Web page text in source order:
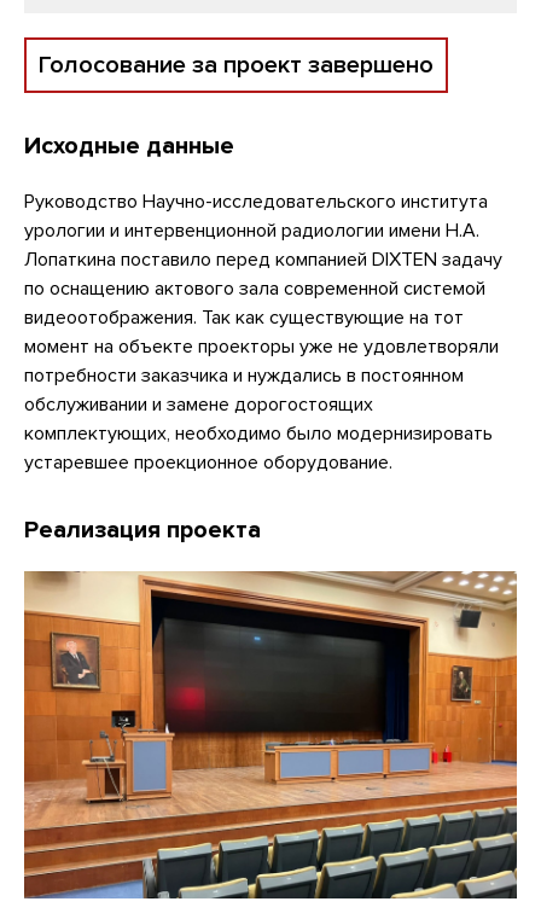
Голосование за проект завершено
Исходные данные
Руководство Научно-исследовательского института
урологии и интервенционной радиологии имени Н.А.
Лопаткина поставило перед компанией DIXTEN задачу
по оснащению актового зала современной системой
видеоотображения. Так как существующие на тот
момент на объекте проекторы уже не удовлетворяли
потребности заказчика и нуждались в постоянном
обслуживании и замене дорогостоящих
комплектующих, необходимо было модернизировать
устаревшее проекционное оборудование.
Реализация проекта